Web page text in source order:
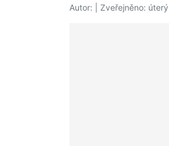
Autor: | Zveřejněno: